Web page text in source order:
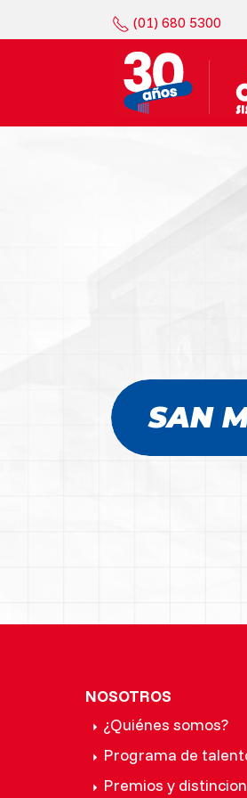
(01) 680 5300
SAN
NOSOTROS
¿Quiénes somos?
Programa de
Premios y